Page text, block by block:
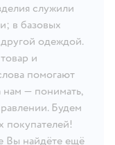
служили
в базовых
одеждой.
и
помогают
нам — понимать,
Будем
покупателей!
Вы найдёте ещё